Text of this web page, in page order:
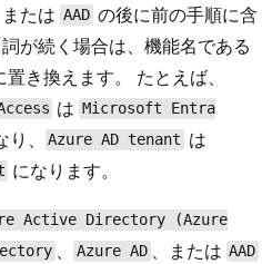
またはAADの後に前の手順に含
が続く場合は、機能名である
置き換えます。 たとえば、
は Microsoft Entra
、 Azure AD tenant は
になります。
Active Directory (Azure
、 Azure AD 、または AAD